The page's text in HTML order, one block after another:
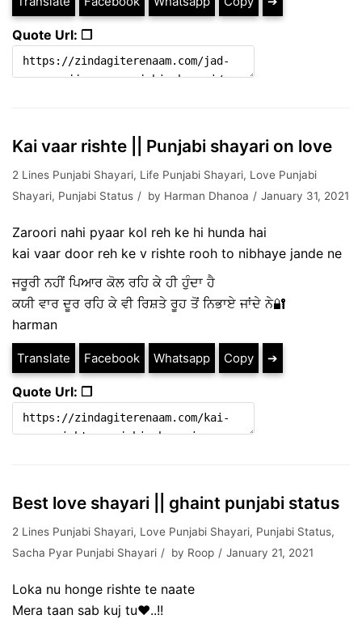
Quote Url: ❐
Kai vaar rishte || Punjabi shayari on love
2 Lines Punjabi Shayari, Life Punjabi Shayari, Love Punjabi
Shayari, Punjabi Status by Harman Dhanoa January 31, 2021
Zaroori nahi pyaar kol reh ke hi hunda hai
kai vaar door reh ke v rishte rooh to nibhaye jande ne
ਜਰੂਰੀ ਨਹੀਂ ਪਿਆਰ ਕੋਲ ਰਹਿ ਕੇ ਹੀ ਹੁੰਦਾ ਹੈ
ਕਯੀ ਵਾਰ ਦੂਰ ਰਹਿ ਕੇ ਵੀ ਰਿਸ਼ਤੇ ਰੂਹ ਤੋਂ ਨਿਭਾਏ ਜਾਂਦੇ ਨੇ🔐
harman
Translate Facebook Whatsapp Copy ➔
Quote Url: ❐
Best love shayari || ghaint punjabi status
2 Lines Punjabi Shayari, Love Punjabi Shayari, Punjabi Status,
Sacha Pyar Punjabi Shayari
by Roop January 21, 2021
Loka nu honge rishte te naate
Mera taan sab kuj tu❤️..!!